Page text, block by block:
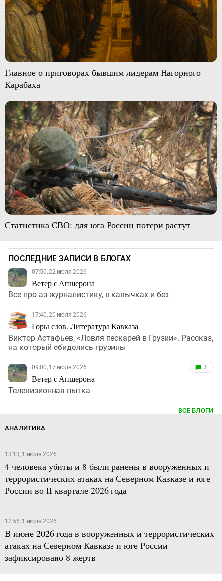
Главное о приговорах бывшим лидерам Нагорного
Карабаха
Статистика СВО: для юга России потери растут
ПОСЛЕДНИЕ ЗАПИСИ В БЛОГАХ
07:50, 22 июля 2026
Ветер с Апшерона
Все про аз-журналистику, в кавычках и без
17:40, 20 июля 2026
Горы слов. Литература Кавказа
Виктор Астафьев, «Ловля пескарей в Грузии». Рассказ,
на который обиделись грузины
09:00, 17 июля 2026
Ветер с Апшерона
3
Телевизионная пытка
ВСЕ БЛОГИ
АНАЛИТИКА
13:13, 1 июля 2026
4 человека убиты и 8 были ранены в вооруженных и
террористических атаках на Северном Кавказе и юге
России во II квартале 2026 года
12:56, 1 июля 2026
В июне 2026 года в вооруженных и террористических
атаках на Северном Кавказе и юге России
зафиксировано 8 жертв